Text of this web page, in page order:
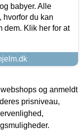
babyer. Alle
hvorfor du kan
dem. Klik her for at
og anmeldt
prisniveau,